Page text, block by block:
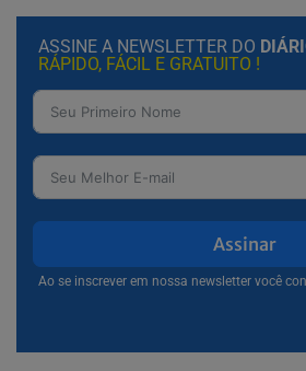
ASSINE A NEWSLETTER DO
RÁPIDO, FÁCIL E GRATUITO !
Assinar
Ao se inscrever em nossa newsletter você